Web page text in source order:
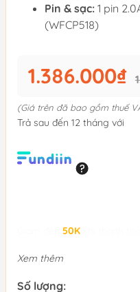
Pin & sạc: 1 pin
(WFCP518)
1.386.000₫
(Giá trên đã bao gồm thuế
Trả sau đến 12 tháng với
50K
Xem thêm
Số lượng: